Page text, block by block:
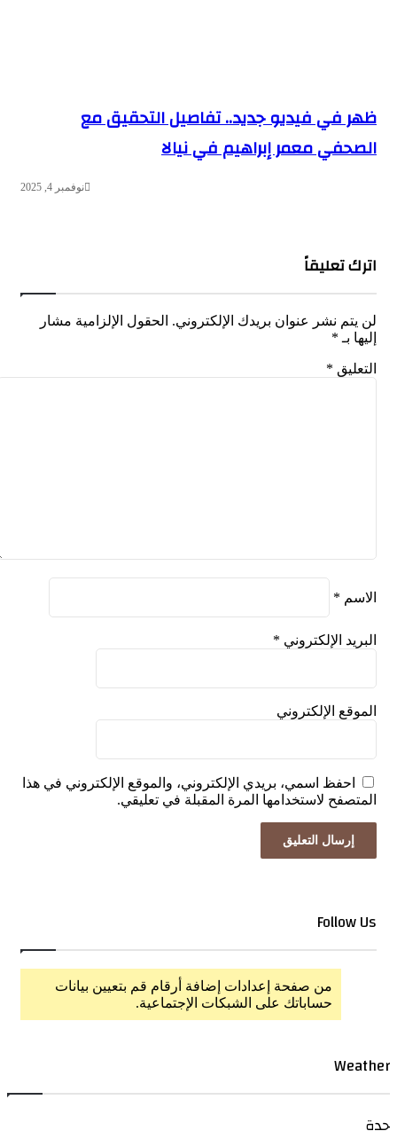
ظهر في فيديو جديد.. تفاصيل التحقيق مع
الصحفي معمر إبراهيم في نيالا
نوفمبر 4, 2025
اترك تعليقاً
لن يتم نشر عنوان بريدك الإلكتروني.
الحقول الإلزامية مشار
إليها بـ *
التعليق *
الاسم *
البريد الإلكتروني *
الموقع الإلكتروني
احفظ اسمي، بريدي الإلكتروني، والموقع الإلكتروني في هذا
المتصفح لاستخدامها المرة المقبلة في تعليقي.
Follow Us
من صفحة إعدادات إضافة أرقام قم بتعيين بيانات
حساباتك على الشبكات الإجتماعية.
Weather